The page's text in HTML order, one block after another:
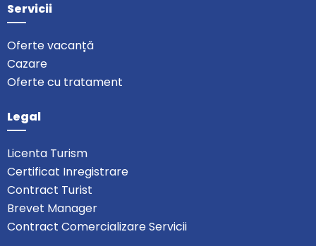
Servicii
Oferte vacanță
Cazare
Oferte cu tratament
Legal
Licenta Turism
Certificat Inregistrare
Contract Turist
Brevet Manager
Contract Comercializare Servicii